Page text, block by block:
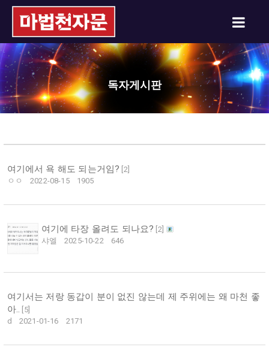
독자게시판
여기에서 욕 해도 되는거임? 2]
ㅇㅇ
2022-08-15 1905
여기에 타장 올려도 되나요? 2]
샤엘
2025-10-22 646
여기서는 저랑 동갑이 분이 없진 않는데 제 주위에는 왜 마천 좋
아.. 5]
d
2021-01-16 2171